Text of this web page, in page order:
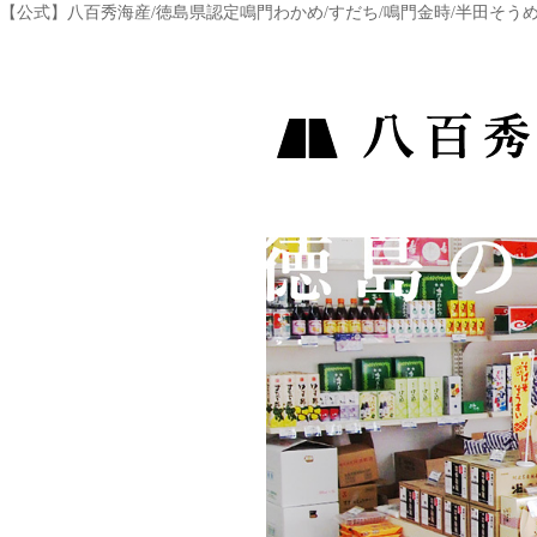
【公式】八百秀海産/徳島県認定鳴門わかめ/すだち/鳴門金時/半田そう